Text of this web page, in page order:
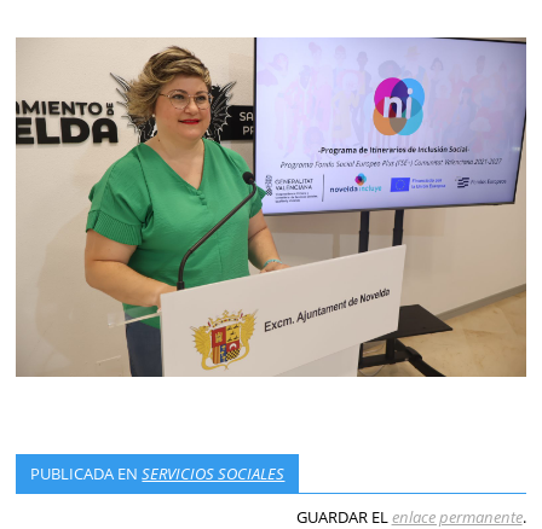
PUBLICADA ENSERVICIOS SOCIALES
GUARDAR ELenlace permanente.